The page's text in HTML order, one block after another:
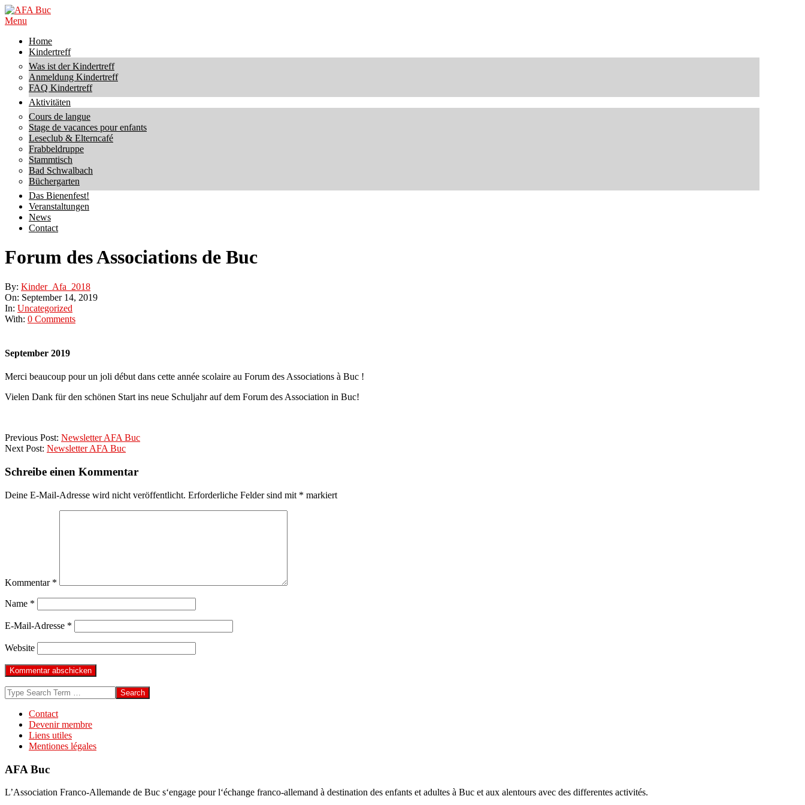
Skip
to
AFA
Primary
Menu
Menu
Home
Kindertreff
Was ist der Kindertreff
Anmeldung Kindertreff
FAQ Kindertreff
Aktivitäten
Cours de langue
Stage de vacances pour enfants
Leseclub & Elterncafé
Frabbeldruppe
Stammtisch
Bad Schwalbach
Büchergarten
Das Bienenfest!
Veranstaltungen
News
Contact
Forum des Associations de Buc
By: Kinder_Afa_2018
On: September 14, 2019
In: Uncategorized
With: 0 Comments
September 2019
Merci beaucoup pour un joli début dans cette année scolaire au Forum des Associations à Buc !
Vielen Dank für den schönen Start ins neue Schuljahr auf dem Forum des Association in Buc!
2019-
09-
Previous Post: Newsletter AFA Buc
Next Post: Newsletter AFA Buc
Schreibe einen Kommentar
Deine E-Mail-Adresse wird nicht veröffentlicht. Erforderliche Felder sind mit * markiert
Kommentar *
Name *
E-Mail-Adresse *
Website
Search
Contact
Devenir membre
Liens utiles
Mentiones légales
AFA Buc
L’Association Franco-Allemande de Buc s‘engage pour l‘échange franco-allemand à destination des enfants et adultes à Buc et aux alentours avec des differentes activités.